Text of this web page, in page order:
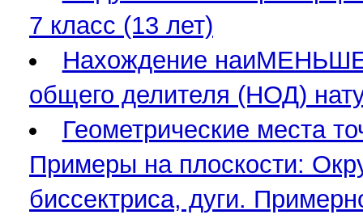
7 класс (13 лет)
Нахождение
общего делителя (НОД)
Геометрические места
Примеры на плоскости:
биссектриса, дуги.